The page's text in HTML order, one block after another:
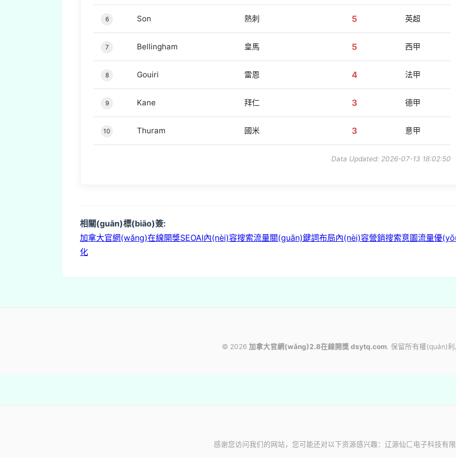
6 Son 熱刺 5 英超
7 Bellingham 皇馬 5 西甲
8 Gouiri 雷恩 4 法甲
9 Kane 拜仁 3 德甲
10 Thuram 國米 3 意甲
Data Updated: 2026-07-13 18:02:50
相關(guān)標(biāo)簽:
加拿大官網(wǎng)在線開獎SEOAI內(nèi)容搜索流量關(guān)鍵詞布局內(nèi)容營銷搜索意圖流量優
化
© 2026 加拿大官網(wǎng)2.8在線開獎 dsytq.com. 保留所有權(quán)利
感谢您访问我们的网站，您可能还对以下资源感兴趣：辽源仙匚电子科技有